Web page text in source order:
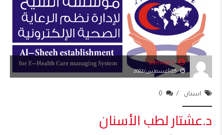
adminJCS
25/أغسطس/2022
اسنان 0
د.عشتار لطب الأسنان